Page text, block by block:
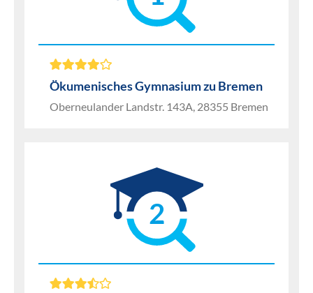
Ökumenisches Gymnasium zu Bremen
Oberneulander Landstr. 143A, 28355 Bremen
2